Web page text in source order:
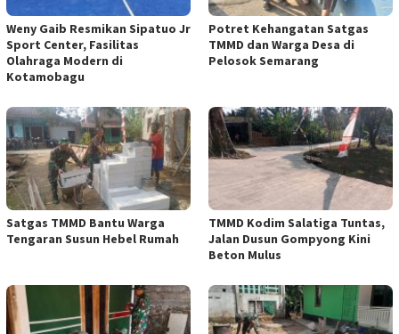
Weny Gaib Resmikan Sipatuo Jr
Sport Center, Fasilitas
Olahraga Modern di
Kotamobagu
Potret Kehangatan Satgas
TMMD dan Warga Desa di
Pelosok Semarang
Satgas TMMD Bantu Warga
Tengaran Susun Hebel Rumah
TMMD Kodim Salatiga Tuntas,
Jalan Dusun Gompyong Kini
Beton Mulus